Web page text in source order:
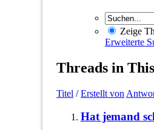
Zeige
Erweiterte
Threads in
Titel /Erstellt von
Hat jemand